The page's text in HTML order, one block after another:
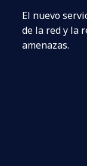
El nuevo
de la red y la
amenazas.